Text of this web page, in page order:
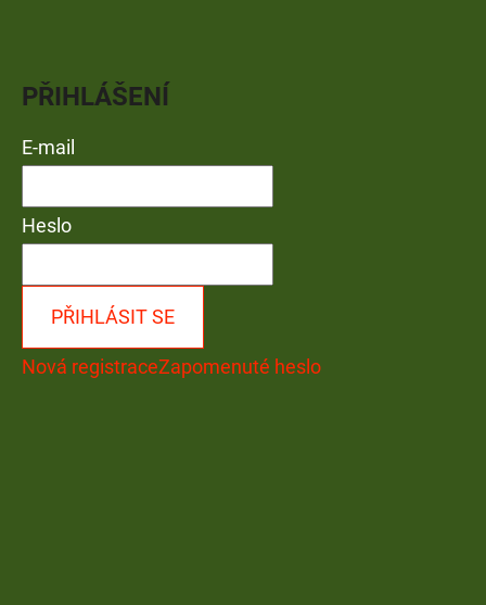
PŘIHLÁŠENÍ
E-mail
Heslo
PŘIHLÁSIT SE
Nová registraceZapomenuté heslo